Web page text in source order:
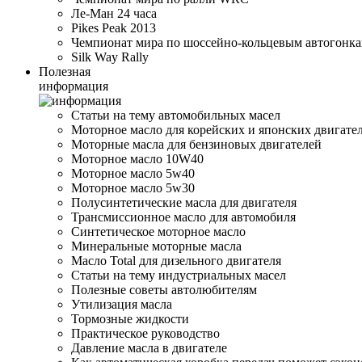
Ле-Ман 24 часа
Pikes Peak 2013
Чемпионат мира по шоссейно-кольцевым
Silk Way Rally
Полезная
информация
Статьи на тему автомобильных масел
Моторное масло для корейских и японских
Моторные масла для бензиновых двигателей
Моторное масло 10W40
Моторное масло 5w40
Моторное масло 5w30
Полусинтетические масла для двигателя
Трансмиссионное масло для автомобиля
Синтетическое моторное масло
Минеральные моторные масла
Масло Total для дизельного двигателя
Статьи на тему индустриальных масел
Полезные советы автолюбителям
Утилизация масла
Тормозные жидкости
Практическое руководство
Давление масла в двигателе